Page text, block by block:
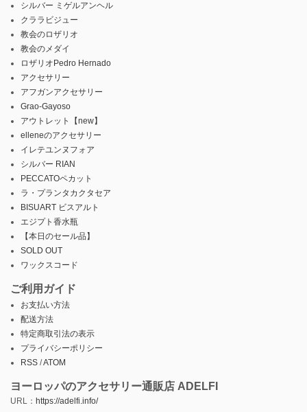
シルバー ミゲルアンヘル
クララビジュー
教会のロザリオ
教会のメダイ
ロザリオPedro Hernado
アクセサリー
アフガンアクセサリー
Grao-Gayoso
アウトレット【new】
elleneのアクセサリー
イレテユンヌフォア
シルバー RIAN
PECCATOペカット
ラ・プランタカクタセア
BISUART ビスアルト
エジプト香水瓶
【本日のセール品】
SOLD OUT
ワックスコード
ご利用ガイド
お支払い方法
配送方法
特定商取引法の表示
プライバシーポリシー
RSS /ATOM
ヨーロッパのアクセサリー通販店 ADELFI
URL： https://adelfi.info/